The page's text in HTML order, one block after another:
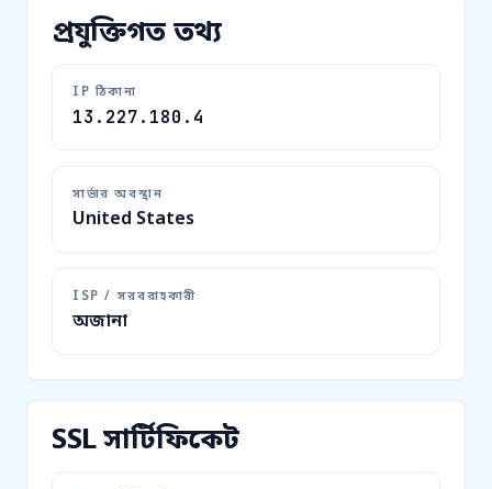
প্রযুক্তিগত তথ্য
IP ঠিকানা
13.227.180.4
সার্ভার অবস্থান
United States
ISP / সরবরাহকারী
অজানা
SSL সার্টিফিকেট